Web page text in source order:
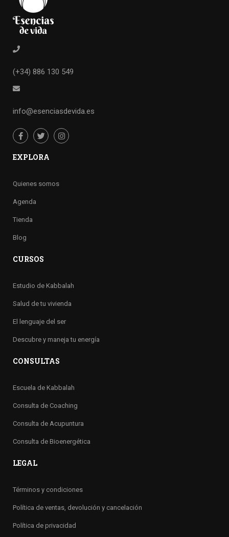
(+34) 886 130 549
info@esenciasdevida.es
EXPLORA
Quienes somos
Agenda
Tienda
Blog
CURSOS
Estudio de Kabbalah
Salud de tu vivienda
El lenguaje del ser
Descubre y maneja tu energía
CONSULTAS
Escuela de Kabbalah
Consulta de Coaching
Consulta de Acupuntura
Consulta de Bioenergética
LEGAL
Términos y condiciones
Política de ventas, devolución y cancelación
Política de privacidad